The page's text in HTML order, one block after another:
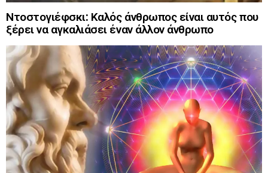
Ντοστογιέφσκι: Καλός άνθρωπος είναι αυτός που
ξέρει να αγκαλιάσει έναν άλλον άνθρωπο